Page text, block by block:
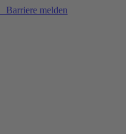
Barriere melden